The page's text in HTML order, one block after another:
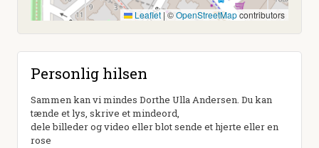
Leaflet |©OpenStreetMapcontributors
Personlig hilsen
Sammen kan vi mindes Dorthe Ulla Andersen. Du kan
tænde et lys, skrive et mindeord,
dele billeder og video eller blot sende et hjerte eller en
rose